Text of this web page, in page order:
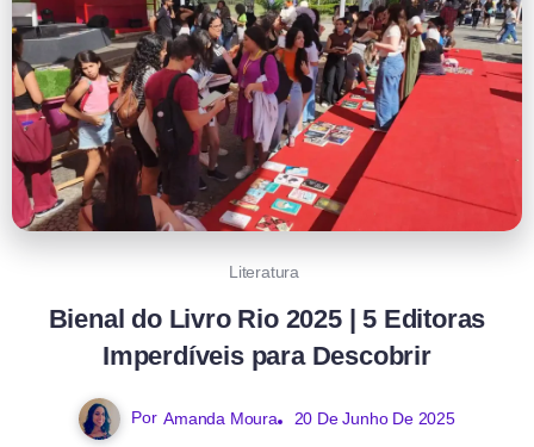
Literatura
Bienal do Livro Rio 2025 | 5 Editoras
Imperdíveis para Descobrir
Por Amanda Moura 20 De Junho De 2025